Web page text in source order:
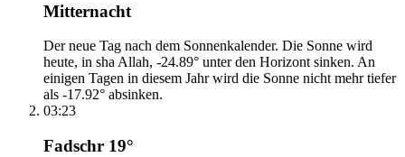
Mitternacht
Der neue Tag nach dem Sonnenkalender. Die Sonne wird
heute, in sha Allah, -24.89° unter den Horizont sinken. An
einigen Tagen in diesem Jahr wird die Sonne nicht mehr tiefer
als -17.92° absinken.
03:23
Fadschr 19°